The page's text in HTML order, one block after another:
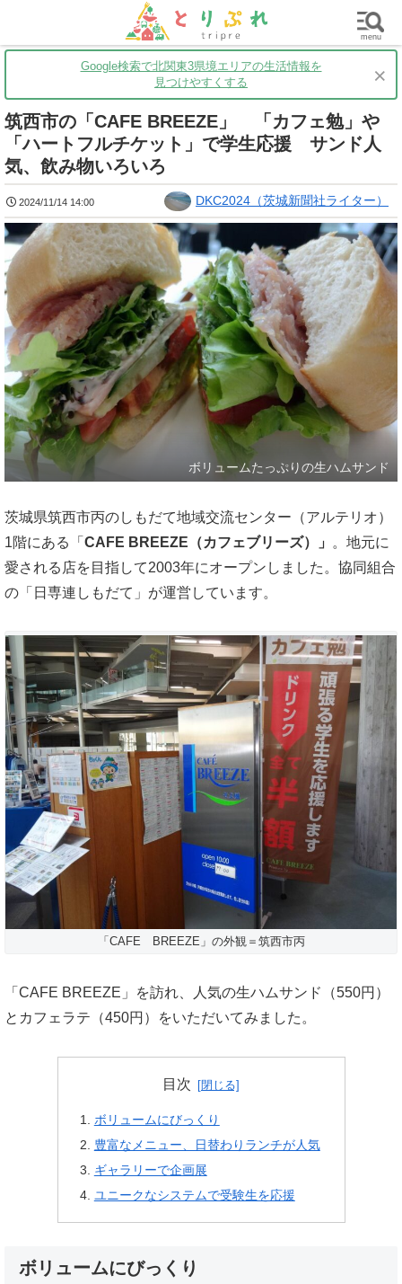
茨城 グルメ 買い物 子育て
Google検索で北関東3県境エリアの生活情報を
見つけやすくする
×
筑西市の「CAFE BREEZE」 「カフェ勉」や
「ハートフルチケット」で学生応援 サンド人
気、飲み物いろいろ
2024/11/14 14:00 DKC2024（茨城新聞社ライター）
ボリュームたっぷりの生ハムサンド
茨城県筑西市丙のしもだて地域交流センター（アルテリオ）
1階にある「 CAFE BREEZE（カフェブリーズ）」
。地元に
愛される店を目指して2003年にオープンしました。協同組合
の「日専連しもだて」が運営しています。
「CAFE BREEZE」の外観＝筑西市丙
「CAFE BREEZE」を訪れ、人気の生ハムサンド（550円）
とカフェラテ（450円）をいただいてみました。
目次
ボリュームにびっくり
豊富なメニュー、日替わりランチが人気
ギャラリーで企画展
ユニークなシステムで受験生を応援
ボリュームにびっくり
menu